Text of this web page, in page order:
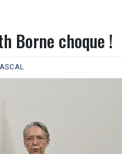
Borne choque !